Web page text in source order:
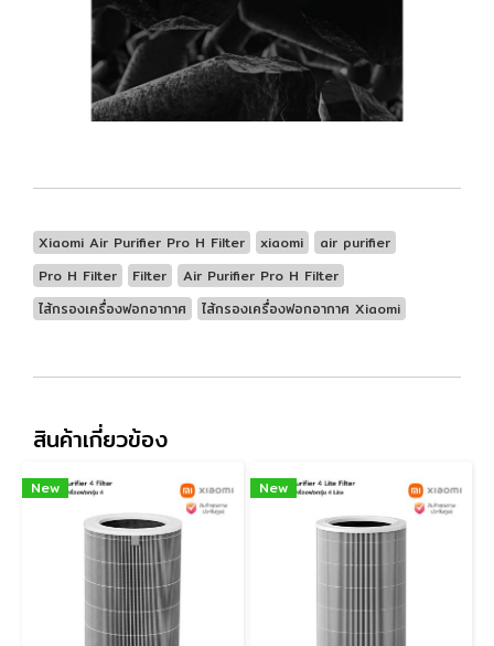
Xiaomi Air Purifier Pro H Filter xiaomi
air purifier
Pro H Filter
Filter
Air Purifier Pro H Filter
ไส้กรองเครื่องฟอกอากาศ
ไส้กรองเครื่องฟอกอากาศ Xiaomi
สินค้าเกี่ยวข้อง
New New